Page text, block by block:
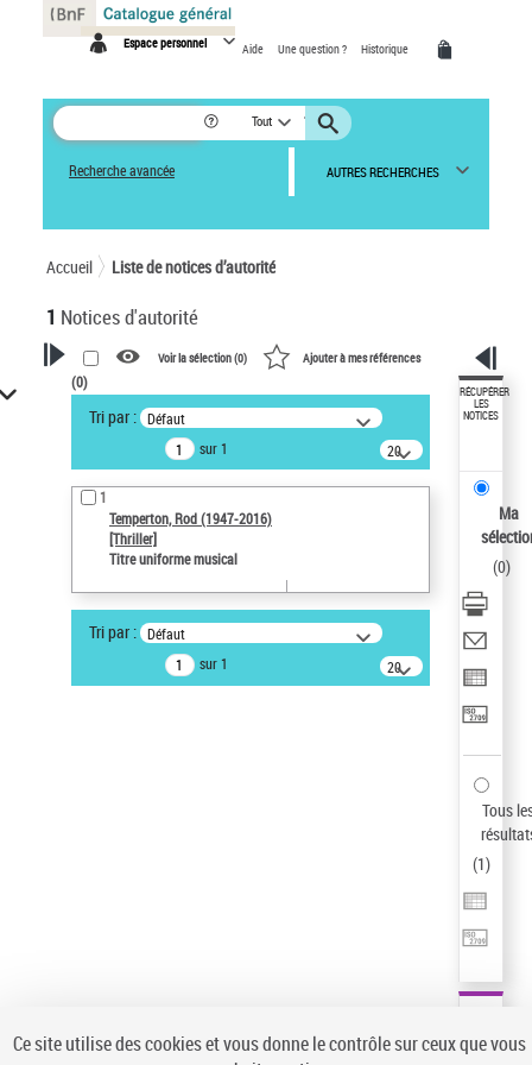
Espace personnel Aide Une question ? Historique
Tout
Recherche avancée AUTRES RECHERCHES
Accueil Liste de notices d’autorité
1 Notices d'autorité
VOTRE RECHERCHE
Recherche avancée dans les
notices d’autorité
Œuvres liées à l'auteur :
Temperton, Rod (1947-2016)
Auteur d’œuvre
Type de notice d'autorité
Voir la sélection (0) Ajouter à mes références
(0)
Tri par : Défaut
sur 1
20
résultats/page
1
Temperton, Rod (1947-2016)
[Thriller]
Titre uniforme musical
Tri par : Défaut
sur 1
20
résultats/page
RÉCUPÉRER
LES
NOTICES
Ma
(0)
Tous
(1)
Panneau de gestion des cookies
Ce site utilise des cookies et vous donne le contrôle sur ceux que vous